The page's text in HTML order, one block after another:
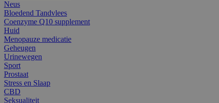
Neus
Bloedend Tandvlees
Coenzyme Q10 supplement
Huid
Menopauze medicatie
Geheugen
Urinewegen
Sport
Prostaat
Stress en Slaap
CBD
Seksualiteit